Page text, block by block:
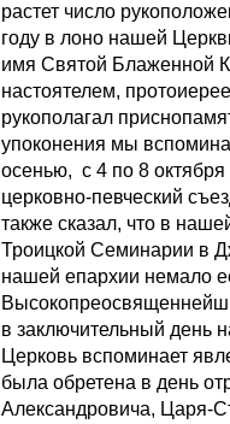
растет число
году в лоно нашей
имя Святой Блаженной
настоятелем,
рукополагал
упоконения мы
осенью, с 4 по 8
церковно-певческий
также сказал, что в
Троицкой Семинарии в
нашей епархии немало
в заключительный день
Церковь вспоминает
была обретена в день
Александровича, Царя-